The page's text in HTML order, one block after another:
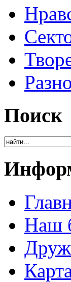
Поиск
Наш